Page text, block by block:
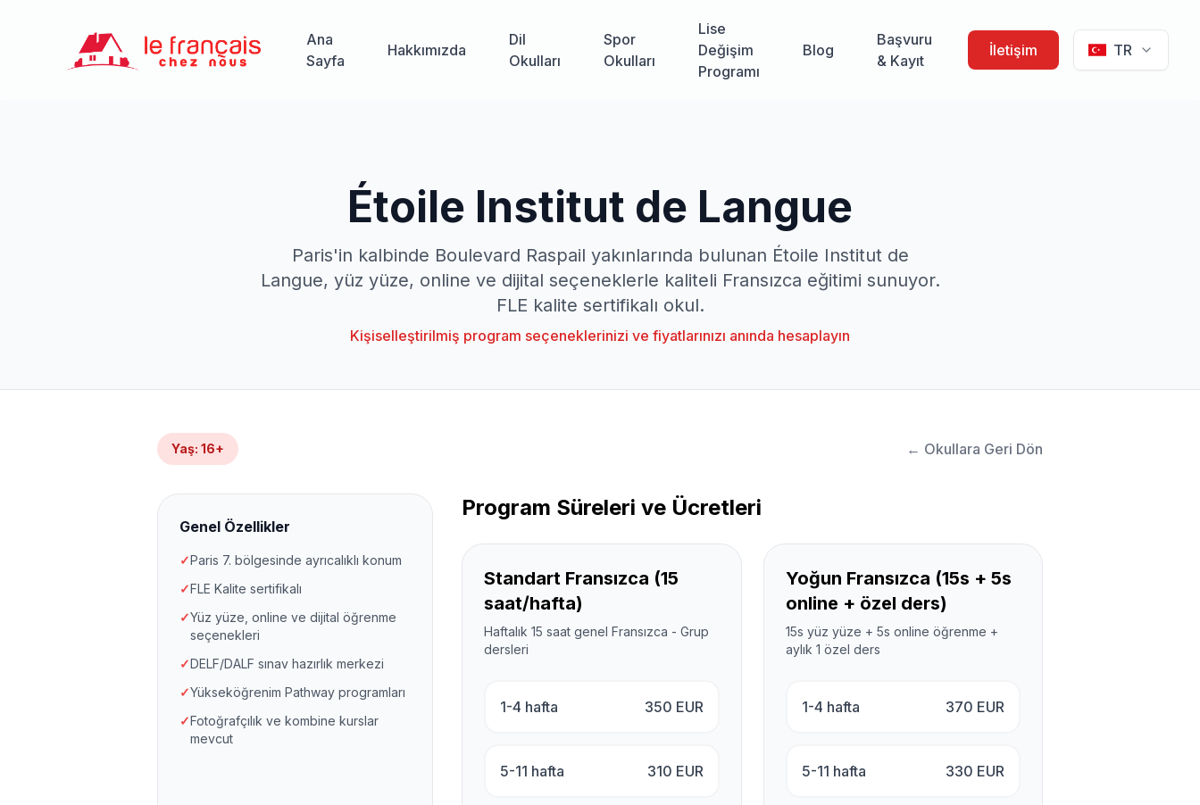
Ana
Sayfa
Hakkımızda
Dil
Okulları
Spor
Okulları
Lise
Değişim
Programı
Blog
Başvuru
& Kayıt
İletişim TR
Étoile Institut de Langue
Paris'in kalbinde Boulevard Raspail yakınlarında bulunan Étoile Institut de
Langue, yüz yüze, online ve dijital seçeneklerle kaliteli Fransızca eğitimi sunuyor.
FLE kalite sertifikalı okul.
Kişiselleştirilmiş program seçeneklerinizi ve fiyatlarınızı anında hesaplayın
Yaş: 16+ ← Okullara Geri Dön
Genel Özellikler
✓Paris 7. bölgesinde ayrıcalıklı konum
✓FLE Kalite sertifikalı
✓Yüz yüze, online ve dijital öğrenme
seçenekleri
✓DELF/DALF sınav hazırlık merkezi
✓Yükseköğrenim Pathway programları
✓Fotoğrafçılık ve kombine kurslar
mevcut
Program Süreleri ve Ücretleri
Standart Fransızca (15
saat/hafta)
Haftalık 15 saat genel Fransızca - Grup
dersleri
1-4 hafta 350 EUR
5-11 hafta 310 EUR
Yoğun Fransızca (15s + 5s
online + özel ders)
15s yüz yüze + 5s online öğrenme +
aylık 1 özel ders
1-4 hafta 370 EUR
5-11 hafta 330 EUR